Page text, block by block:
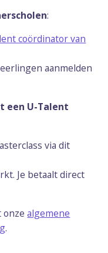
:
coördinator van
aanmelden
een U-Talent
via dit
Je betaalt direct
onzealgemene
.